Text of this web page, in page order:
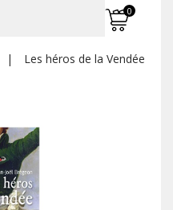
0
Les héros de la Vendée